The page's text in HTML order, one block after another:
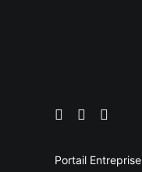
Portail Entreprise